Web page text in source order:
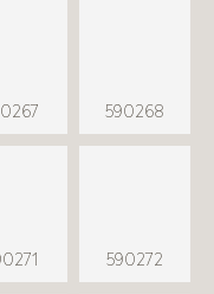
590268
590272